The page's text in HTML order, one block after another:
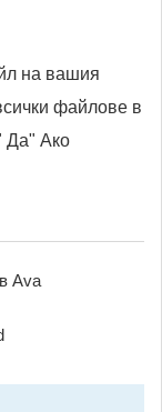
на вашия
файлове в
Да" Ако
Ava